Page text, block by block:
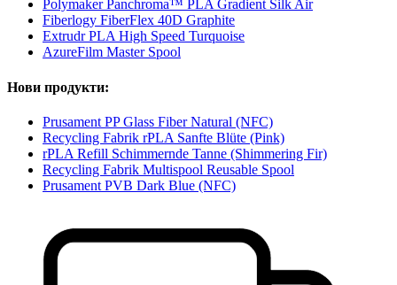
Polymaker Panchroma™ PLA Gradient Silk Air
Fiberlogy FiberFlex 40D Graphite
Extrudr PLA High Speed Turquoise
AzureFilm Master Spool
Нови продукти:
Prusament PP Glass Fiber Natural (NFC)
Recycling Fabrik rPLA Sanfte Blüte (Pink)
rPLA Refill Schimmernde Tanne (Shimmering Fir)
Recycling Fabrik Multispool Reusable Spool
Prusament PVB Dark Blue (NFC)